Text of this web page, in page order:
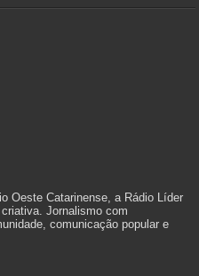
Oeste Catarinense, a Rádio Líder
Jornalismo com
comunicação popular e